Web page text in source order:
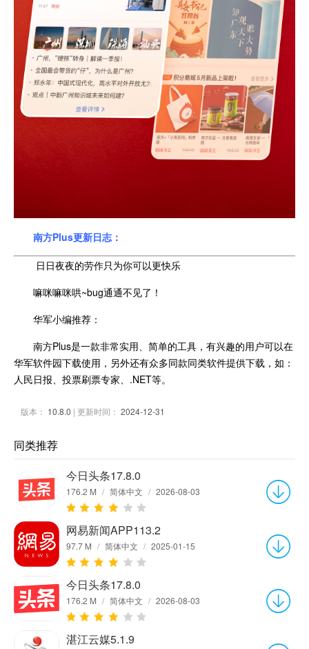
南方Plus更新日志：
日日夜夜的劳作只为你可以更快乐
嘛咪嘛咪哄~bug通通不见了！
华军小编推荐：
南方Plus是一款非常实用、简单的工具，有兴趣的用户可以在
华军软件园下载使用，另外还有众多同款同类软件提供下载，如：
人民日报、投票刷票专家、.NET等。
版本： 10.8.0 | 更新时间： 2024-12-31
同类推荐
今日头条17.8.0
176.2 M / 简体中文 / 2026-08-03
网易新闻APP113.2
97.7 M / 简体中文 / 2025-01-15
今日头条17.8.0
176.2 M / 简体中文 / 2026-08-03
湛江云媒5.1.9